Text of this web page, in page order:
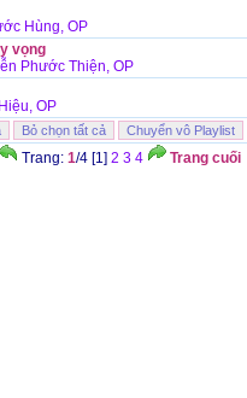
Hùng, OP
vọng
Phước Thiện, OP
OP
Trang: 1/4 [1] 2 3 4 Trang cuối